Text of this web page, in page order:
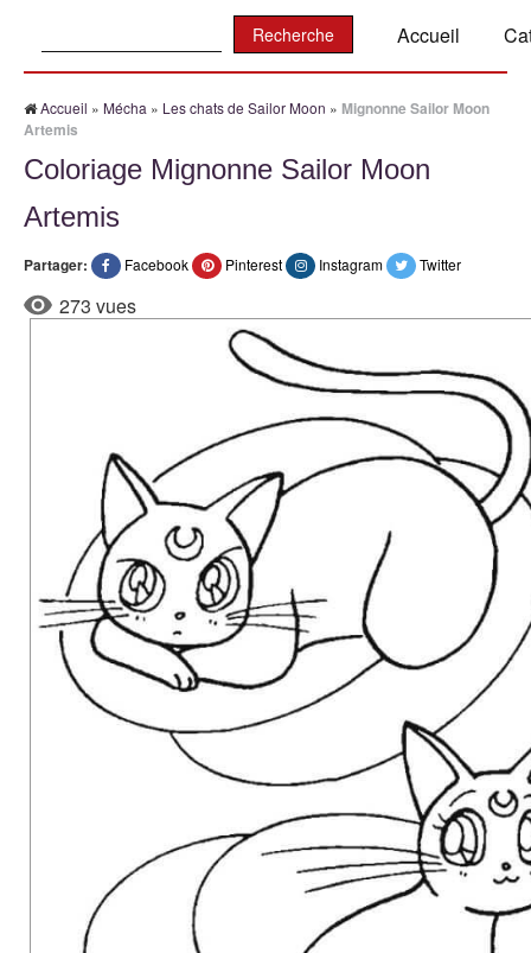
Accueil
Accueil » Mécha » Les chats de Sailor Moon » Mignonne Sailor Moon
Artemis
Coloriage Mignonne Sailor Moon
Artemis
Partager: Facebook Pinterest Instagram Twitter
273 vues